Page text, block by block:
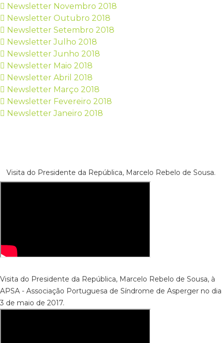
Newsletter Novembro 2018
Newsletter Outubro 2018
Newsletter Setembro 2018
Newsletter Julho 2018
Newsletter Junho 2018
Newsletter Maio 2018
Newsletter Abril 2018
Newsletter Março 2018
Newsletter Fevereiro 2018
Newsletter Janeiro 2018
Visita do Presidente da República, Marcelo Rebelo de Sousa.
Visita do Presidente da República, Marcelo Rebelo de Sousa, à
APSA - Associação Portuguesa de Síndrome de Asperger no dia
3 de maio de 2017.